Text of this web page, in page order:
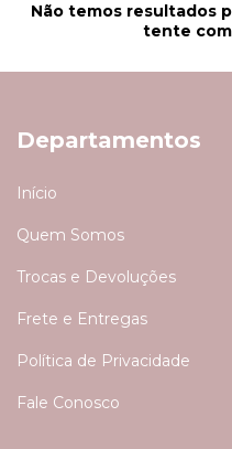
Não temos resultados
tente
Departamentos
Início
Quem Somos
Trocas e Devoluções
Frete e Entregas
Política de Privacidade
Fale Conosco